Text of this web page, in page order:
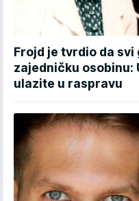
Frojd je tvrdio da
zajedničku osobinu:
ulazite u raspravu